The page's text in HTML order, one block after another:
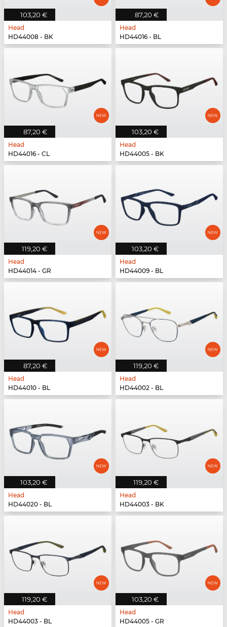
103,20 €
Head
HD44008 - BK
87,20 €
Head
HD44016 - BL
87,20 €
Head
HD44016 - CL
103,20 €
Head
HD44005 - BK
119,20 €
Head
HD44014 - GR
103,20 €
Head
HD44009 - BL
87,20 €
Head
HD44010 - BL
119,20 €
Head
HD44002 - BL
103,20 €
Head
HD44020 - BL
119,20 €
Head
HD44003 - BK
119,20 €
Head
HD44003 - BL
103,20 €
Head
HD44005 - GR